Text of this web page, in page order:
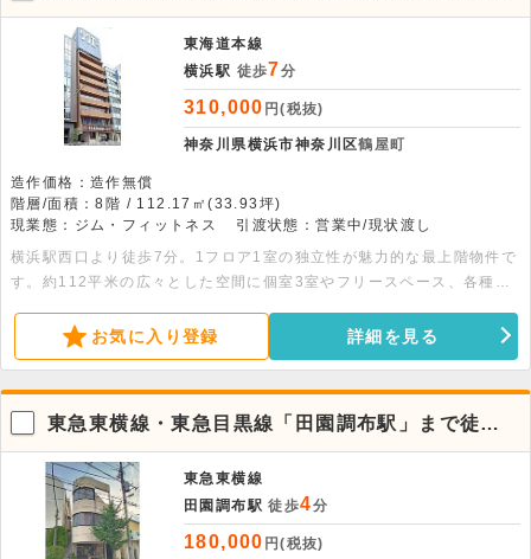
舗・事務所スペース
東海道本線
横浜駅 徒歩7分
310,000 円(税抜)
神奈川県横浜市神奈川区鶴屋町
造作価格：造作無償
階層/面積：8階 / 112.17㎡(33.93坪)
現業態：ジム・フィットネス
引渡状態：営業中/現状渡し
横浜駅西口より徒歩7分。1フロア1室の独立性が魅力的な最上階物件で
す。約112平米の広々とした空間に個室3室やフリースペース、各種設
造作も自由度高く対応可能。ぜひお気軽にお問い合わせください！ ※
エレベーターは7階まで
お気に入り登録 詳細を見る
東急東横線・東急目黒線「田園調布駅」まで徒歩4
分
東急東横線
田園調布駅 徒歩4分
180,000 円(税抜)